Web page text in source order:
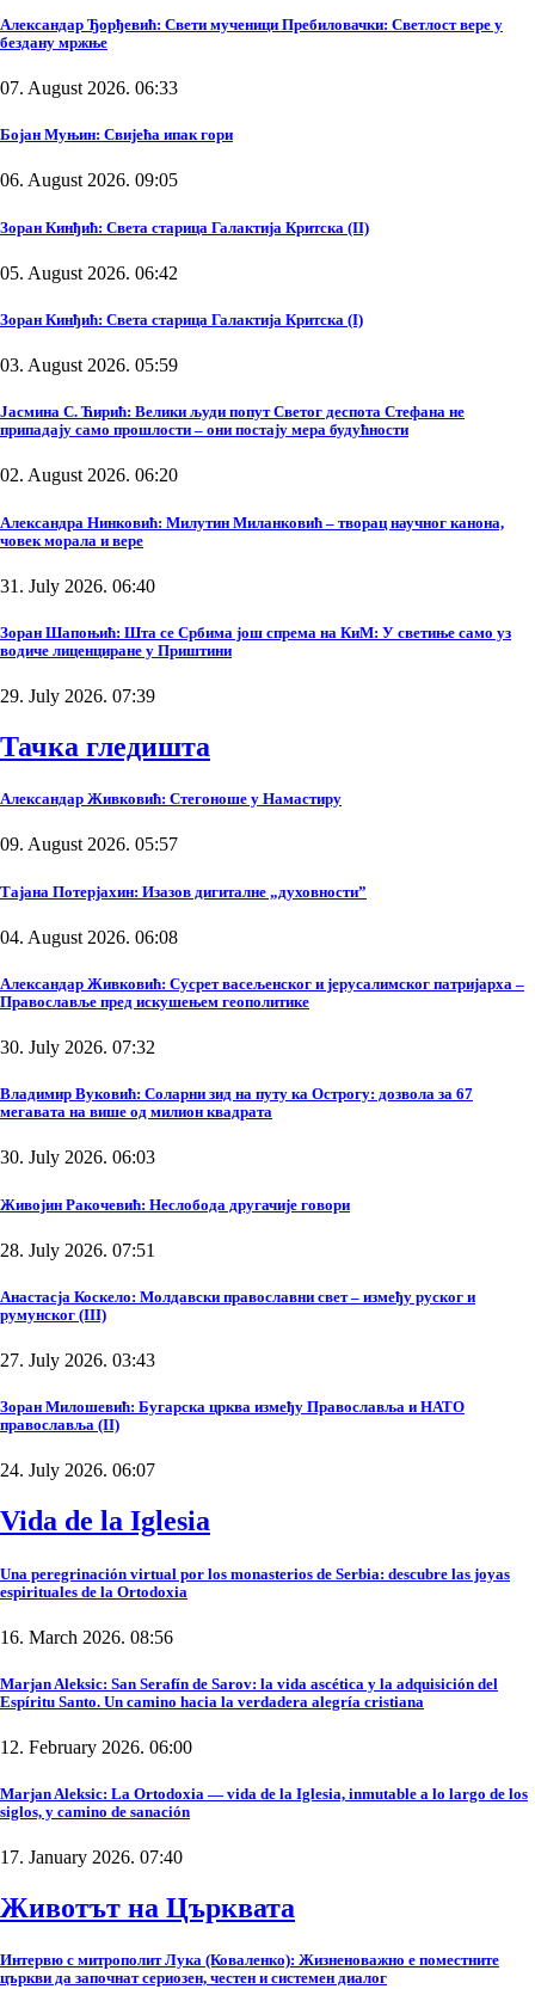
Александар Ђорђевић: Свети мученици Пребиловачки: Светлост вере у
бездану мржње
07. August 2026. 06:33
Бојан Муњин: Свијећа ипак гори
06. August 2026. 09:05
Зоран Кинђић: Света старица Галактија Критска (II)
05. August 2026. 06:42
Зоран Кинђић: Света старица Галактија Критска (I)
03. August 2026. 05:59
Јасмина С. Ћирић: Велики људи попут Светог деспота Стефана не
припадају само прошлости – они постају мера будућности
02. August 2026. 06:20
Александра Нинковић: Милутин Миланковић – творац научног канона,
човек морала и вере
31. July 2026. 06:40
Зоран Шапоњић: Шта се Србима још спрема на КиМ: У светиње само уз
водиче лиценциране у Приштини
29. July 2026. 07:39
Тачка гледишта
Александар Живковић: Стегоноше у Намастиру
09. August 2026. 05:57
Тајана Потерјахин: Изазов дигиталне „духовности”
04. August 2026. 06:08
Александар Живковић: Сусрет васељенског и јерусалимског патријарха –
Православље пред искушењем геополитике
30. July 2026. 07:32
Владимир Вуковић: Соларни зид на путу ка Острогу: дозвола за 67
мегавата на више од милион квадрата
30. July 2026. 06:03
Живојин Ракочевић: Неслобода другачије говори
28. July 2026. 07:51
Анастасја Коскело: Молдавски православни свет – између руског и
румунског (III)
27. July 2026. 03:43
Зоран Милошевић: Бугарска црква између Православља и НАТО
православља (II)
24. July 2026. 06:07
Vida de la Iglesia
Una peregrinación virtual por los monasterios de Serbia: descubre las joyas
espirituales de la Ortodoxia
16. March 2026. 08:56
Marjan Aleksic: San Serafín de Sarov: la vida ascética y la adquisición del
Espíritu Santo. Un camino hacia la verdadera alegría cristiana
12. February 2026. 06:00
Marjan Aleksic: La Ortodoxia — vida de la Iglesia, inmutable a lo largo de los
siglos, y camino de sanación
17. January 2026. 07:40
Животът на Църквата
Интервю с митрополит Лука (Коваленко): Жизненоважно е поместните
църкви да започнат сериозен, честен и системен диалог